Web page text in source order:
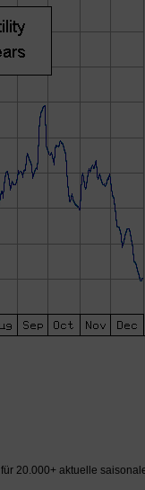
für 20.000+ aktuelle